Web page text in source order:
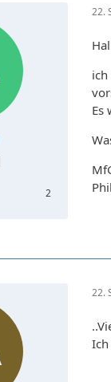
2
22.
Es
22.
Ich